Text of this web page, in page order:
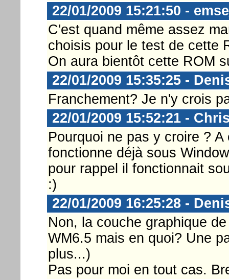
22/01/2009 15:21:50 -
C'est quand même assez
choisis pour le test de cette
On aura bientôt cette ROM
22/01/2009 15:35:25 -
Franchement? Je n'y crois
22/01/2009 15:52:21 -
Pourquoi ne pas y croire ?
fonctionne déjà sous
pour rappel il fonctionnait
:)
22/01/2009 16:25:28 -
Non, la couche graphique
WM6.5 mais en quoi? Une
plus...)
Pas pour moi en tout cas.